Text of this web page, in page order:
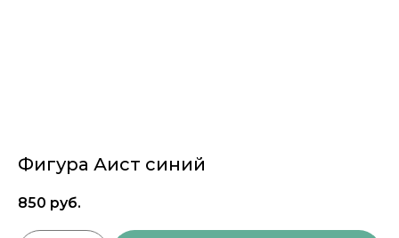
Фигура Аист синий
850 руб.